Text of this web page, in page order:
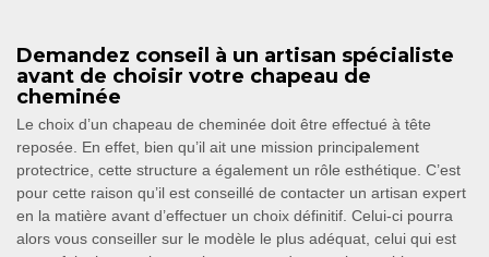
Demandez conseil à un artisan spécialiste
avant de choisir votre chapeau de
cheminée
Le choix d’un chapeau de cheminée doit être effectué à tête
reposée. En effet, bien qu’il ait une mission principalement
protectrice, cette structure a également un rôle esthétique. C’est
pour cette raison qu’il est conseillé de contacter un artisan expert
en la matière avant d’effectuer un choix définitif. Celui-ci pourra
alors vous conseiller sur le modèle le plus adéquat, celui qui est